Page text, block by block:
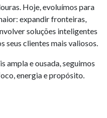
Hoje, evoluímos para
expandir fronteiras,
soluções inteligentes
seus clientes mais valiosos.
ampla e ousada, seguimos
energia e propósito.